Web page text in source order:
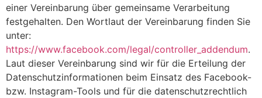
einer Vereinbarung über gemeinsame Verarbeitung
festgehalten. Den Wortlaut der Vereinbarung finden Sie
unter:
https://www.facebook.com/legal/controller_addendum.
Laut dieser Vereinbarung sind wir für die Erteilung der
Datenschutzinformationen beim Einsatz des Facebook-
bzw. Instagram-Tools und für die datenschutzrechtlich